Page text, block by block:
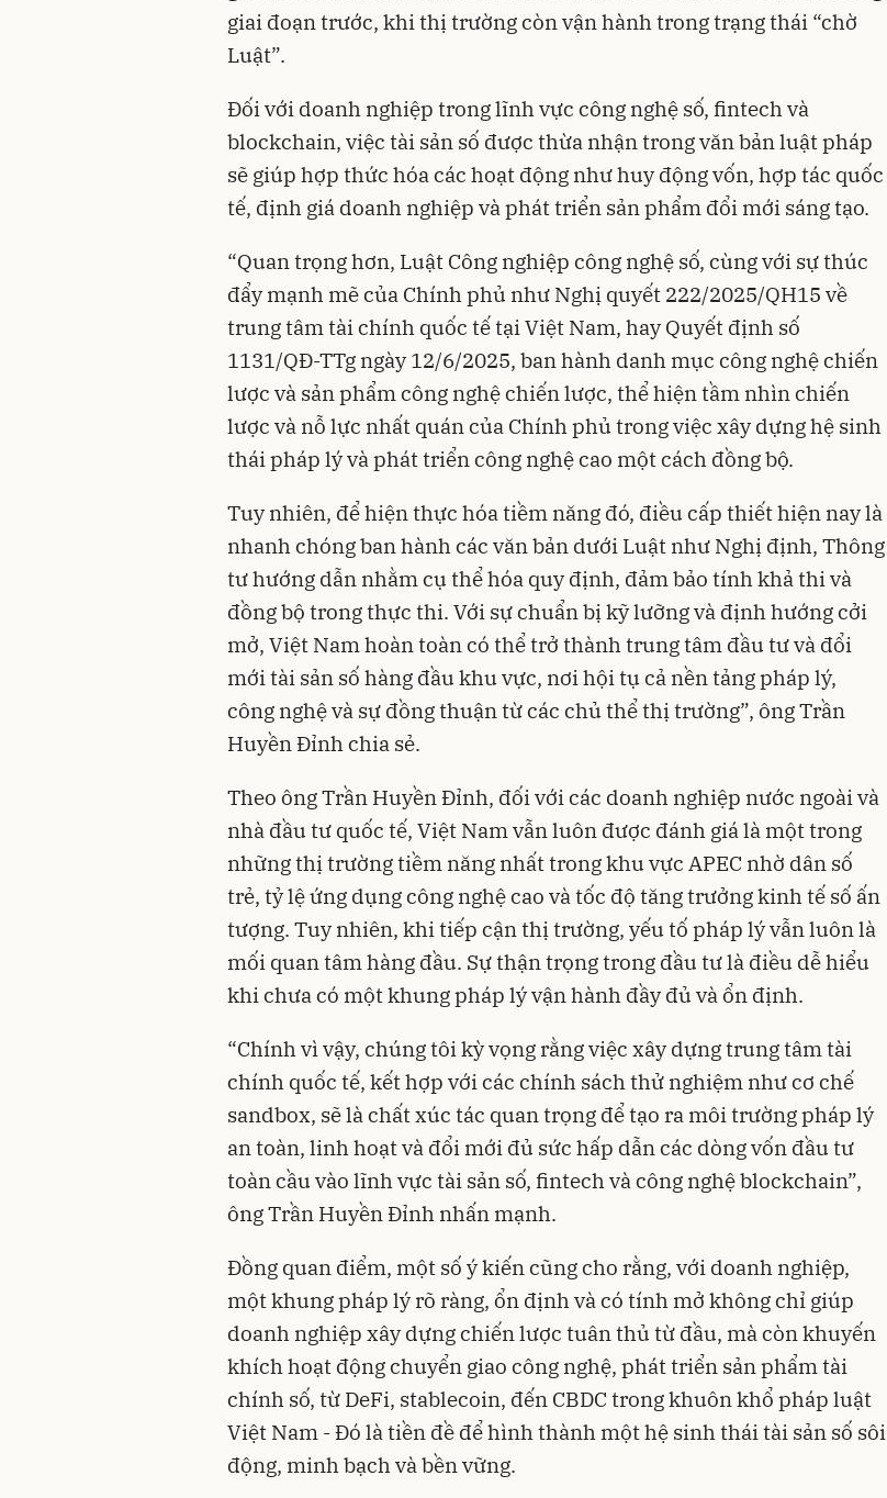
giai đoạn trước, khi thị trường còn vận hành trong trạng thái “chờ
Luật”.
Đối với doanh nghiệp trong lĩnh vực công nghệ số, fintech và
blockchain, việc tài sản số được thừa nhận trong văn bản luật pháp
sẽ giúp hợp thức hóa các hoạt động như huy động vốn, hợp tác quốc
tế, định giá doanh nghiệp và phát triển sản phẩm đổi mới sáng tạo.
“Quan trọng hơn, Luật Công nghiệp công nghệ số, cùng với sự thúc
đẩy mạnh mẽ của Chính phủ như Nghị quyết 222/2025/QH15 về
trung tâm tài chính quốc tế tại Việt Nam, hay Quyết định số
1131/QĐ-TTg ngày 12/6/2025, ban hành danh mục công nghệ chiến
lược và sản phẩm công nghệ chiến lược, thể hiện tầm nhìn chiến
lược và nỗ lực nhất quán của Chính phủ trong việc xây dựng hệ sinh
thái pháp lý và phát triển công nghệ cao một cách đồng bộ.
Tuy nhiên, để hiện thực hóa tiềm năng đó, điều cấp thiết hiện nay là
nhanh chóng ban hành các văn bản dưới Luật như Nghị định, Thông
tư hướng dẫn nhằm cụ thể hóa quy định, đảm bảo tính khả thi và
đồng bộ trong thực thi. Với sự chuẩn bị kỹ lưỡng và định hướng cởi
mở, Việt Nam hoàn toàn có thể trở thành trung tâm đầu tư và đổi
mới tài sản số hàng đầu khu vực, nơi hội tụ cả nền tảng pháp lý,
công nghệ và sự đồng thuận từ các chủ thể thị trường”, ông Trần
Huyền Đỉnh chia sẻ.
Theo ông Trần Huyền Đỉnh, đối với các doanh nghiệp nước ngoài và
nhà đầu tư quốc tế, Việt Nam vẫn luôn được đánh giá là một trong
những thị trường tiềm năng nhất trong khu vực APEC nhờ dân số
trẻ, tỷ lệ ứng dụng công nghệ cao và tốc độ tăng trưởng kinh tế số ấn
tượng. Tuy nhiên, khi tiếp cận thị trường, yếu tố pháp lý vẫn luôn là
mối quan tâm hàng đầu. Sự thận trọng trong đầu tư là điều dễ hiểu
khi chưa có một khung pháp lý vận hành đầy đủ và ổn định.
“Chính vì vậy, chúng tôi kỳ vọng rằng việc xây dựng trung tâm tài
chính quốc tế, kết hợp với các chính sách thử nghiệm như cơ chế
sandbox, sẽ là chất xúc tác quan trọng để tạo ra môi trường pháp lý
an toàn, linh hoạt và đổi mới đủ sức hấp dẫn các dòng vốn đầu tư
toàn cầu vào lĩnh vực tài sản số, fintech và công nghệ blockchain”,
ông Trần Huyền Đỉnh nhấn mạnh.
Đồng quan điểm, một số ý kiến cũng cho rằng, với doanh nghiệp,
một khung pháp lý rõ ràng, ổn định và có tính mở không chỉ giúp
doanh nghiệp xây dựng chiến lược tuân thủ từ đầu, mà còn khuyến
khích hoạt động chuyển giao công nghệ, phát triển sản phẩm tài
chính số, từ DeFi, stablecoin, đến CBDC trong khuôn khổ pháp luật
Việt Nam - Đó là tiền đề để hình thành một hệ sinh thái tài sản số sôi
động, minh bạch và bền vững.